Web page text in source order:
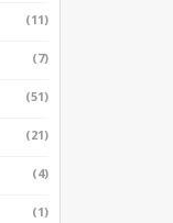
(11)
(7)
(51)
(21)
(4)
(1)